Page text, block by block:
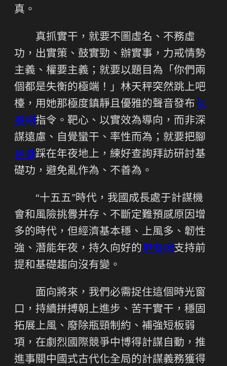
真。
真抓實干，就要不圖虛名、不務虛
功，出實策、鼓實勁、辦實事，力戒情勢
主義、權要主義；就要以題目為「你們兩
個都是失衡的極端！」林天秤突然跳上吧
檯，用她那極度鎮靜且優雅的聲音發布包
養網指令。靶心、以實效為導向，而非深
謀遠慮、自覺蠻干、率性而為；就要把腳
包養踩在年夜地上，練好查詢拜訪研討基
礎功，避免亂作為、不善為。
“十五五”時代，我國成長處于計謀機
會和風險挑釁并存、不斷定難預感原因增
多的時代，但經濟基本穩、上風多、韌性
強、潛能年夜，持久向好的包養網支持前
提和基礎趨向沒有變。
面向將來，我們必需捉住這個時光窗
口，持續拼搏朝上進步、苦干實干，穩固
拓展上風、廢除瓶頸制約、補強短板弱
項，在劇烈國際競爭中博得計謀自動，推
進事關中國式古代化全局的計謀義務獲得